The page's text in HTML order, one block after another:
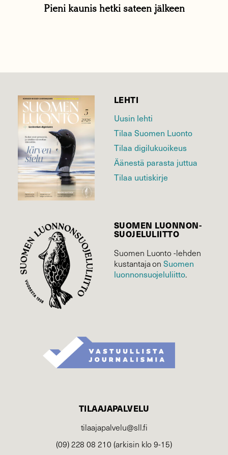
Pieni kaunis hetki sateen jälkeen
LEHTI
Uusin lehti
Tilaa Suomen Luonto
Tilaa digilukuoikeus
Äänestä parasta juttua
Tilaa uutiskirje
SUOMEN LUONNON­
SUOJELU­LIITTO
Suomen Luonto -lehden
kustantaja onSuomen
luonnonsuojelu­liitto.
TILAAJAPALVELU
tilaajapalvelu@sll.fi
(09) 228 08 210 (arkisin klo 9-15)